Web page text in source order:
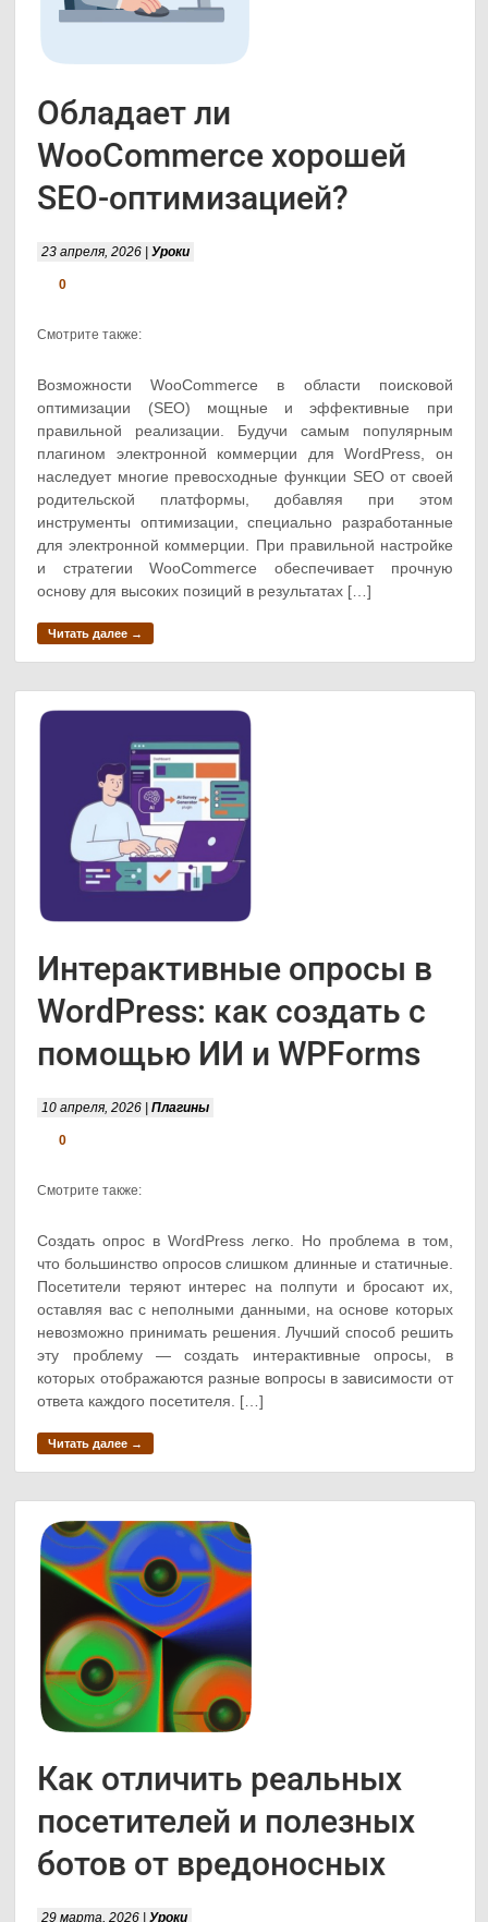
Обладает ли
WooCommerce хорошей
SEO-оптимизацией?
23 апреля, 2026 |Уроки
0
Смотрите также:
Возможности WooCommerce в области поисковой
оптимизации (SEO) мощные и эффективные при
правильной реализации. Будучи самым популярным
плагином электронной коммерции для WordPress, он
наследует многие превосходные функции SEO от своей
родительской платформы, добавляя при этом
инструменты оптимизации, специально разработанные
для электронной коммерции. При правильной настройке
и стратегии WooCommerce обеспечивает прочную
основу для высоких позиций в результатах […]
Читать далее →
Интерактивные опросы в
WordPress: как создать с
помощью ИИ и WPForms
10 апреля, 2026 |Плагины
0
Смотрите также:
Создать опрос в WordPress легко. Но проблема в том,
что большинство опросов слишком длинные и статичные.
Посетители теряют интерес на полпути и бросают их,
оставляя вас с неполными данными, на основе которых
невозможно принимать решения. Лучший способ решить
эту проблему — создать интерактивные опросы, в
которых отображаются разные вопросы в зависимости от
ответа каждого посетителя. […]
Читать далее →
Как отличить реальных
посетителей и полезных
ботов от вредоносных
29 марта, 2026 |Уроки